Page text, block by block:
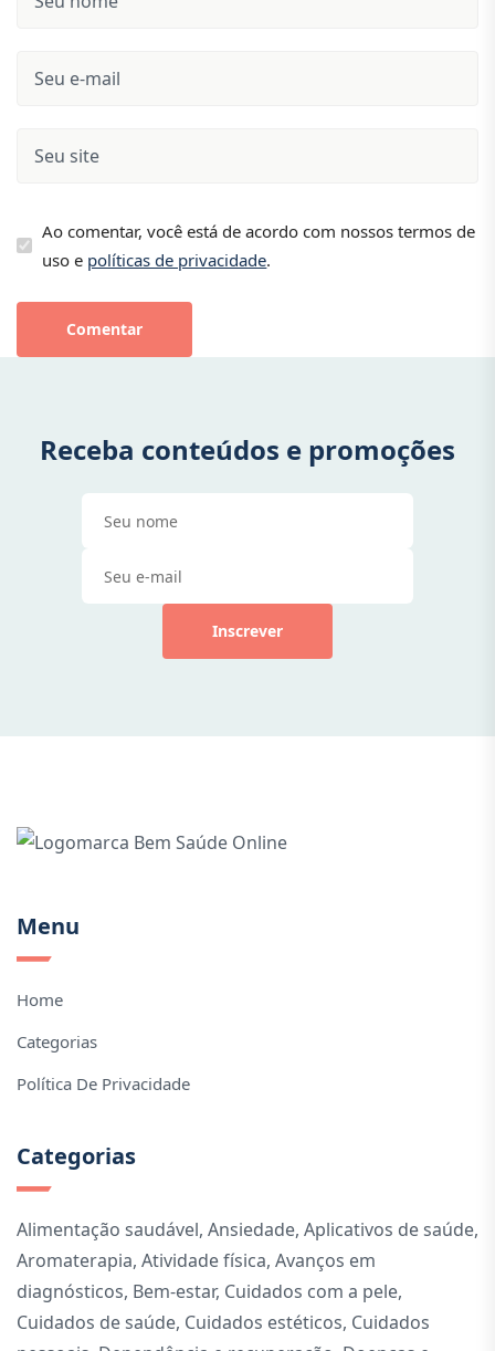
Ao comentar, você está de acordo com nossos termos de
uso e políticas de privacidade.
Comentar
Receba conteúdos e promoções
Inscrever
Menu
Home
Categorias
Política De Privacidade
Categorias
Alimentação saudável, Ansiedade, Aplicativos de saúde,
Aromaterapia, Atividade física, Avanços em
diagnósticos, Bem-estar, Cuidados com a pele,
Cuidados de saúde, Cuidados estéticos, Cuidados